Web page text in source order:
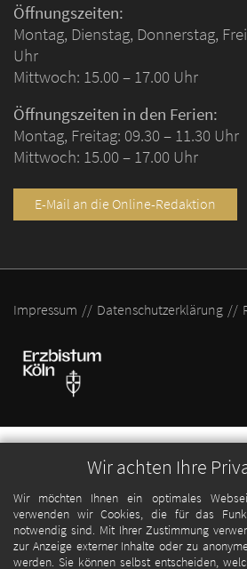
Wir achten Ihre
Wir möchten Ihnen ein optimales
verwenden wir Cookies, die für das
notwendig sind. Mit Ihrer Zustimmung
zur Anzeige externer Inhalte oder zu
werden. Sie können selbst entscheiden,
Öffnungszeiten:
Montag, Dienstag, Donnerstag,
Uhr
Mittwoch: 15.00 – 17.00 Uhr
Öffnungszeiten in den Ferien:
Montag, Freitag: 09.30 – 11.30 Uhr
Mittwoch: 15.00 – 17.00 Uhr
E-Mail an die Online-Redaktion
Impressum Datenschutzerklärung